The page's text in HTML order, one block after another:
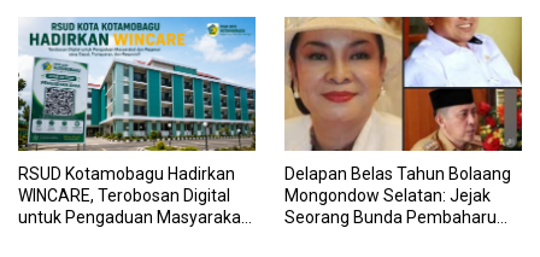
RSUD Kotamobagu Hadirkan
WINCARE, Terobosan Digital
untuk Pengaduan Masyarakat
Delapan Belas Tahun Bolaang
Mongondow Selatan: Jejak
Seorang Bunda Pembaharu